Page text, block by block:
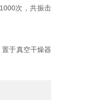
次，共振击
于真空干燥器